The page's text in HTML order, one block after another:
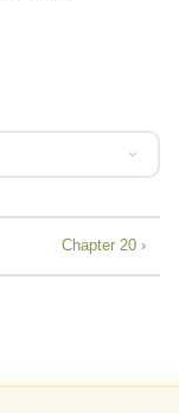
Chapter 20 ›